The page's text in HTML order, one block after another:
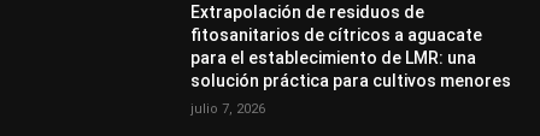
Extrapolación de residuos de
fitosanitarios de cítricos a aguacate
para el establecimiento de LMR: una
solución práctica para cultivos menores
julio 7, 2026